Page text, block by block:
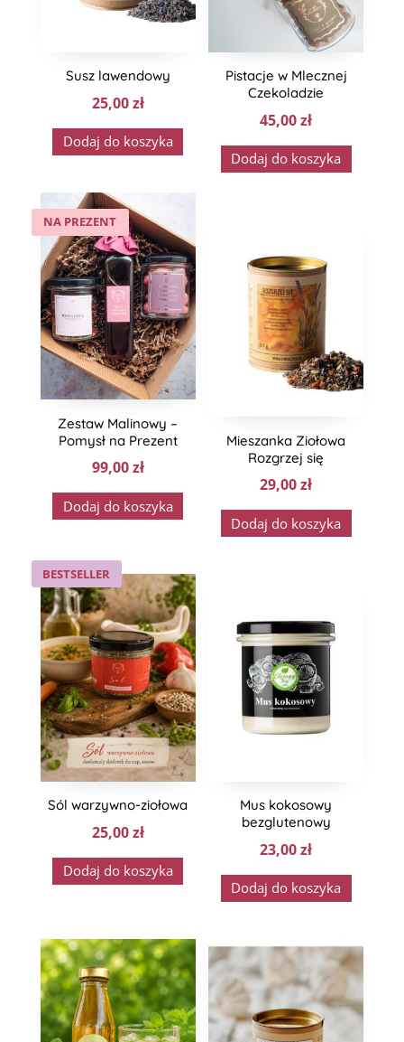
Susz lawendowy
25,00zł
Dodaj do koszyka
Pistacje w Mlecznej
Czekoladzie
45,00zł
Dodaj do koszyka
NA PREZENT
Zestaw Malinowy –
Pomysł na Prezent
99,00zł
Dodaj do koszyka
Mieszanka Ziołowa
Rozgrzej się
29,00zł
Dodaj do koszyka
BESTSELLER
Sól warzywno-ziołowa
25,00zł
Dodaj do koszyka
Mus kokosowy
bezglutenowy
23,00zł
Dodaj do koszyka